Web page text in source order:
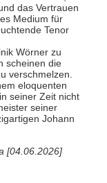
das Vertrauen
Medium für
Tenor
Wörner zu
scheinen die
verschmelzen.
eloquenten
seiner Zeit nicht
seiner
Johann
[04.06.2026]